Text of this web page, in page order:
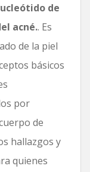
de
acné.. Es
de la piel
básicos
por
de
hallazgos y
quienes